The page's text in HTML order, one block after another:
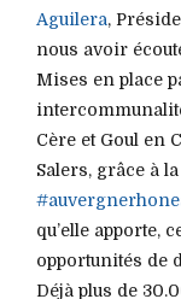
Aguilera,
nous avoir
Mises en place
Cère et Goul en
Salers, grâce à
qu’elle apporte,
opportunités de
Déjà plus de